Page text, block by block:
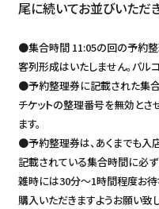
尾に続いてお並びいただき
●集合時間 11:05の回の予約整
客列形成はいたしません。パル
●予約整理券に記載された集
チケットの整理番号を無効と
ます。
●予約整理券は、あくまでも入
記載されている集合時間に必
雑時には30分～1時間程度お待
購入いただきますようお願い致し